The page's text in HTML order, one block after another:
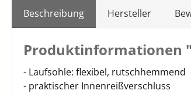
Beschreibung Hersteller
Produktinformationen
- Laufsohle: flexibel, rutschhemmend
- praktischer Innenreißverschluss